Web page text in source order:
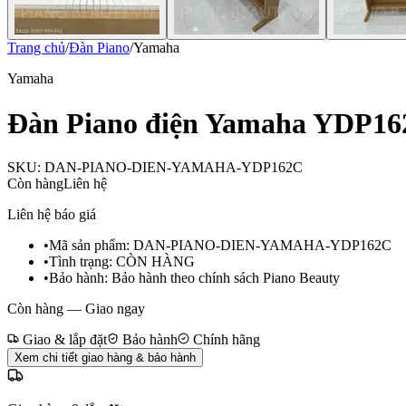
Trang chủ/Đàn Piano/Yamaha
Yamaha
Đàn Piano điện Yamaha
SKU: DAN-PIANO-DIEN-YAMAHA-YDP162C
Còn hàngLiên hệ
Liên hệ báo giá
•Mã sản phẩm: DAN-PIANO-DIEN-YAMAHA-YDP162C
•Tình trạng: CÒN HÀNG
•Bảo hành: Bảo hành theo chính sách Piano Beauty
Còn hàng — Giao ngay
Giao & lắp đặt
Bảo hành Chính hãng
Xem chi tiết giao hàng & bảo hành